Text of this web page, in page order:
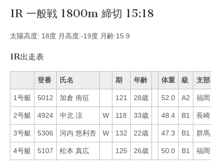
1R 一般戦 1800m 締切 15:18
太陽高度: 18度 月高度:-19度 月齢:15.9
1R出走表
登番 氏名 期 年齢 体重 級 支部
1号艇 5012 加倉 侑征 121 28歳 52.0 A2 福岡
2号艇 4924 中北 涼 W 118 33歳 48.4 B1 長崎
3号艇 5306 河内 悠利杏 W 132 22歳 47.3 B1 群馬
4号艇 5107 松本 真広 125 26歳 50.0 B1 福岡